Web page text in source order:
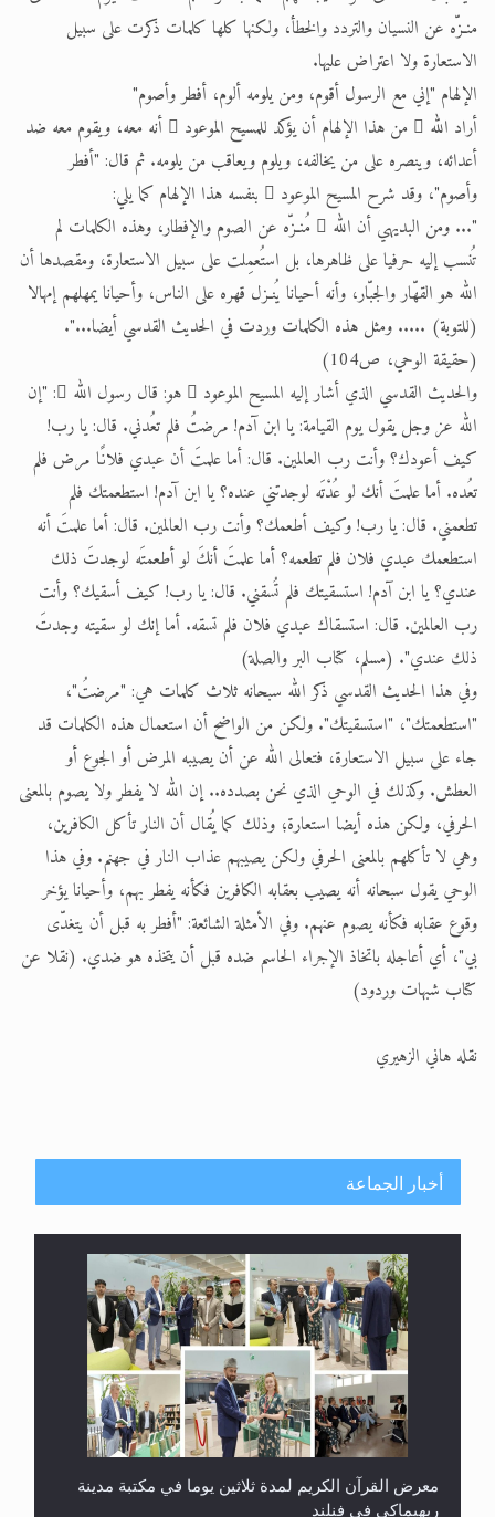
منـزّه عن النسيان والتردد والخطأ، ولكنها كلها كلمات ذكرت على سبيل
الاستعارة ولا اعتراض عليها.
الإلهام "إني مع الرسول أقوم، ومن يلومه ألوم، أفطر وأصوم"
أراد الله  من هذا الإلهام أن يؤكد للمسيح الموعود  أنه معه، ويقوم معه ضد
أعدائه، وينصره على من يخالفه، ويلوم ويعاقب من يلومه. ثم قال: "أفطر
وأصوم"، وقد شرح المسيح الموعود  بنفسه هذا الإلهام كما يلي:
"... ومن البديهي أن الله  مُنـزّه عن الصوم والإفطار، وهذه الكلمات لم
تُنسب إليه حرفيا على ظاهرها، بل استُعمِلت على سبيل الاستعارة، ومقصدها أن
الله هو القهّار والجبّار، وأنه أحيانا يُنـزل قهره على الناس، وأحيانا يمهلهم إمهالا
(للتوبة) ..... ومثل هذه الكلمات وردت في الحديث القدسي أيضا...".
(حقيقة الوحي، ص104)
والحديث القدسي الذي أشار إليه المسيح الموعود  هو: قال رسول الله : "إن
الله عز وجل يقول يوم القيامة: يا ابن آدم! مرضتُ فلم تعُدني. قال: يا رب!
كيف أعودك؟ وأنت رب العالمين. قال: أما علمتَ أن عبدي فلانًا مرض فلم
تعُده. أما علمتَ أنك لو عُدْتَه لوجدتني عنده؟ يا ابن آدم! استطعمتك فلم
تطعمني. قال: يا رب! وكيف أطعمك؟ وأنت رب العالمين. قال: أما علمتَ أنه
استطعمك عبدي فلان فلم تطعمه؟ أما علمتَ أنكَ لو أطعمتَه لوجدتَ ذلك
عندي؟ يا ابن آدم! استسقيتك فلم تُسقني. قال: يا رب! كيف أسقيك؟ وأنت
رب العالمين. قال: استسقاك عبدي فلان فلم تسقه. أما إنك لو سقيته وجدتَ
ذلك عندي". (مسلم، كتاب البر والصلة)
وفي هذا الحديث القدسي ذكر الله سبحانه ثلاث كلمات هي: "مرضتُ"،
"استطعمتك"، "استسقيتك". ولكن من الواضح أن استعمال هذه الكلمات قد
جاء على سبيل الاستعارة، فتعالى الله عن أن يصيبه المرض أو الجوع أو
العطش. وكذلك في الوحي الذي نحن بصدده.. إن الله لا يفطر ولا يصوم بالمعنى
الحرفي، ولكن هذه أيضا استعارة؛ وذلك كما يُقال أن النار تأكل الكافرين،
وهي لا تأكلهم بالمعنى الحرفي ولكن يصيبهم عذاب النار في جهنم. وفي هذا
الوحي يقول سبحانه أنه يصيب بعقابه الكافرين فكأنه يفطر بهم، وأحيانا يؤخر
وقوع عقابه فكأنه يصوم عنهم. وفي الأمثلة الشائعة: "أفطر به قبل أن يتغدّى
بي"، أي أعاجله باتخاذ الإجراء الحاسم ضده قبل أن يتخذه هو ضدي. (نقلا عن
كتاب شبهات وردود)
نقله هاني الزهيري
أخبار الجماعة
معرض القرآن الكريم لمدة ثلاثين يوما في مكتبة مدينة
ريهيماكي في فنلند